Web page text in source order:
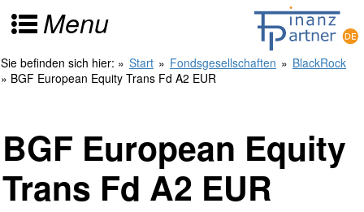
Menu
Sie befinden sich hier: » Start » Fondsgesellschaften » BlackRock
» BGF European Equity Trans Fd A2 EUR
BGF European Equity
Trans Fd A2 EUR